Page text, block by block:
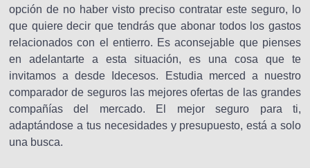
opción de no haber visto preciso contratar este seguro, lo
que quiere decir que tendrás que abonar todos los gastos
relacionados con el entierro. Es aconsejable que pienses
en adelantarte a esta situación, es una cosa que te
invitamos a desde Idecesos. Estudia merced a nuestro
comparador de seguros las mejores ofertas de las grandes
compañías del mercado. El mejor seguro para ti,
adaptándose a tus necesidades y presupuesto, está a solo
una busca.